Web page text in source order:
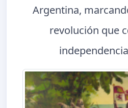
Argentina,
revolución que